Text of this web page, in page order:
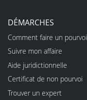
DÉMARCHES
Comment faire un pourvoi
Suivre mon affaire
Aide juridictionnelle
Certificat de non pourvoi
Trouver un expert